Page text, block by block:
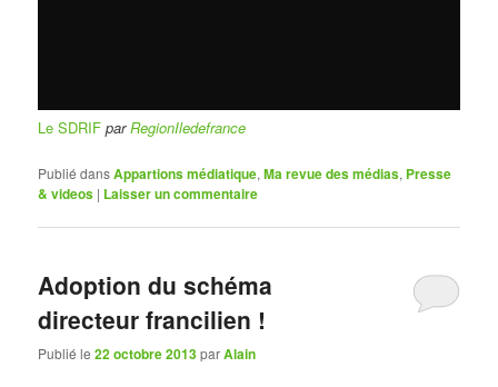
Le SDRIF parRegionIledefrance
Publié dansAppartions médiatique,Ma revue des médias, Presse
& videos | Laisser un commentaire
Adoption du schéma
directeur francilien !
Publié le22 octobre 2013parAlain